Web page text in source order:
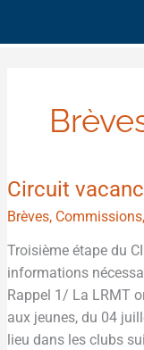
Circuit
Brèves, Commissions,
Troisième étape du
informations
Rappel 1/ La LRMT
aux jeunes, du 04
lieu dans les clubs
Circuit
vacances
étape
4